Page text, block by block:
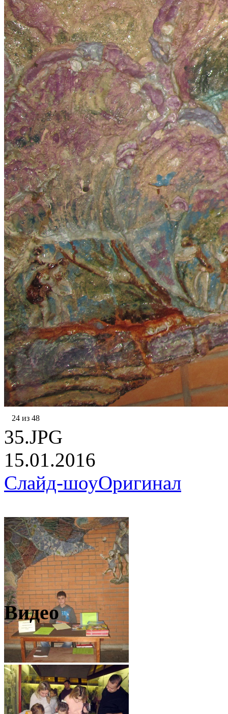
24 из 48
35.JPG
15.01.2016
Слайд-шоуОригинал
Видео